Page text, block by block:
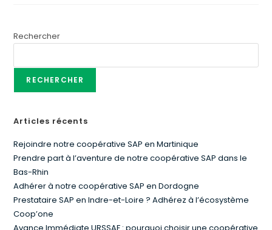
Rechercher
RECHERCHER
Articles récents
Rejoindre notre coopérative SAP en Martinique
Prendre part à l’aventure de notre coopérative SAP dans le
Bas-Rhin
Adhérer à notre coopérative SAP en Dordogne
Prestataire SAP en Indre-et-Loire ? Adhérez à l’écosystème
Coop’one